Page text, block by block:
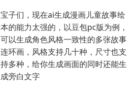
宝子们，现在ai生成漫画儿童故事绘
本的能力太强的，以豆包pc版为例，
可以生成角色风格一致性的多张故事
连环画，风格支持几十种，尺寸也支
持多种，给你生成画面的同时还能生
成旁白文字